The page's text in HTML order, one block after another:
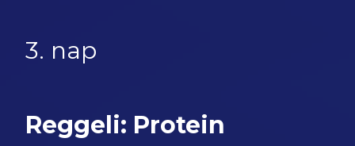
3. nap
Reggeli: Protein